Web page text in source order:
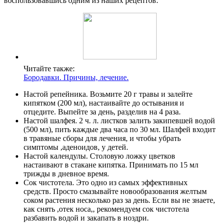
Читайте также:
Бородавки. Причины, лечение.
Настой репейника. Возьмите 20 г травы и залейте
кипятком (200 мл), настаивайте до остывания и
отцедите. Выпейте за день, разделив на 4 раза.
Настой шалфея. 2 ч. л. листков залить закипевшей водой
(500 мл), пить каждые два часа по 30 мл. Шалфей входит
в травяные сборы для лечения, и чтобы убрать
симптомы ,аденоидов, у детей.
Настой календулы. Столовую ложку цветков
настаивают в стакане кипятка. Принимать по 15 мл
трижды в дневное время.
Сок чистотела. Это одно из самых эффективных
средств. Просто смазывайте новообразования желтым
соком растения несколько раз за день. Если вы не знаете,
как снять ,отек носа,, рекомендуем сок чистотела
разбавить водой и закапать в ноздри.